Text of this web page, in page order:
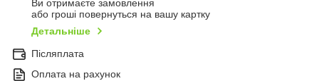
Ви отримаєте замовлення
або гроші повернуться на вашу картку
Детальніше
Післяплата
Оплата на рахунок